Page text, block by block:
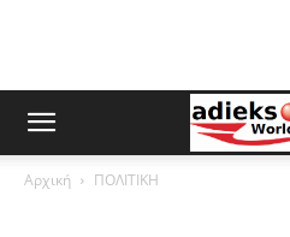
Αρχική ΠΟΛΙΤΙΚΗ